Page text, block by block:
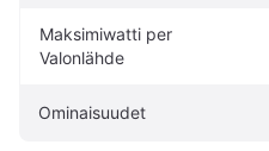
Maksimiwatti per
Valonlähde
Ominaisuudet